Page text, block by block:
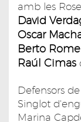
amb les
David
Oscar
Berto
Raúl Cimas
Defensors
Singlot
Marina